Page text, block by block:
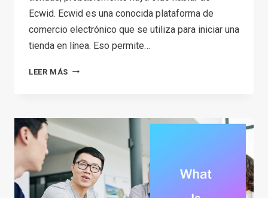
Ecwid. Ecwid es una conocida plataforma de
comercio electrónico que se utiliza para iniciar una
tienda en línea. Eso permite…
LEER MÁS ¿QUÉ
¿DEBERÍA
UTILIZARLO
PARA
CREAR
UNA